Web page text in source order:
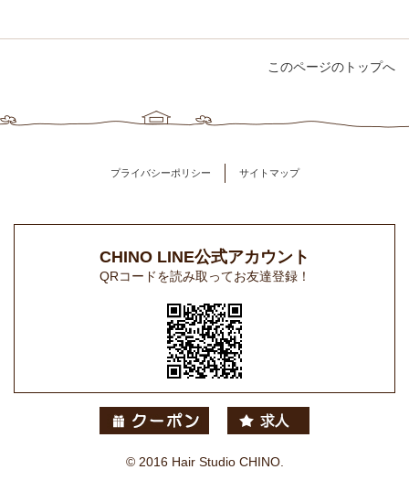
このページのトップへ
プライバシーポリシー サイトマップ
CHINO LINE公式アカウント
QRコードを読み取ってお友達登録！
© 2016 Hair Studio CHINO.